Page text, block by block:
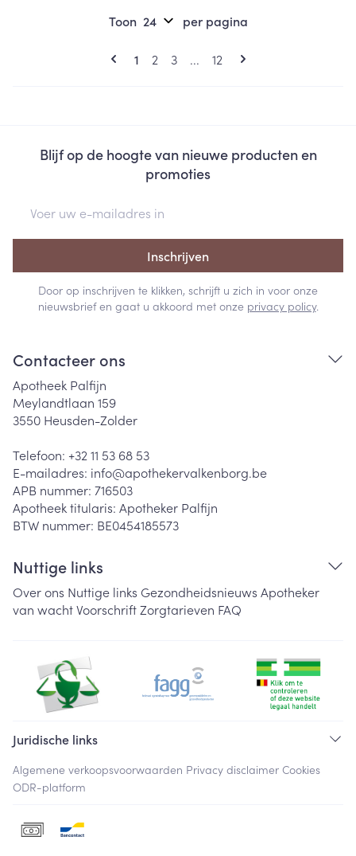
Pagina's
U lees momenteel pagina
1 Pagina
2 Pagina
3 ... Pagina
12
Toon per pagina
Blijf op de hoogte van nieuwe producten en
promoties
Inschrijven
Door op inschrijven te klikken, schrijft u zich in voor onze
nieuwsbrief en gaat u akkoord met onze privacy policy.
Contacteer ons
Apotheek Palfijn
Meylandtlaan 159
3550 Heusden-Zolder
Telefoon: +32 11 53 68 53
E-mailadres: info@apothekervalkenborg.be
APB nummer: 716503
Apotheek titularis: Apotheker Palfijn
BTW nummer: BE0454185573
Nuttige links
Over ons Nuttige links Gezondheidsnieuws Apotheker
van wachtVoorschriftZorgtarieven FAQ
Juridische links
Algemene verkoopsvoorwaarden Privacy disclaimer Cookies
ODR-platform